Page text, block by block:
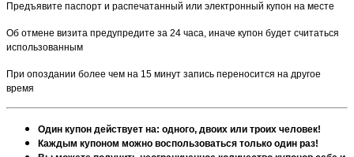
Предъявите паспорт и распечатанный или электронный купон на месте
Об отмене визита предупредите за 24 часа, иначе купон будет считаться
использованным
При опоздании более чем на 15 минут запись переносится на другое
время
Один купон действует на: одного, двоих или троих человек!
Каждым купоном можно воспользоваться только один раз!